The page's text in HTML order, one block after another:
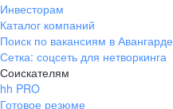
Инвесторам
Каталог компаний
Поиск по вакансиям в Авангарде
Сетка: соцсеть для нетворкинга
Соискателям
hh PRO
Готовое резюме